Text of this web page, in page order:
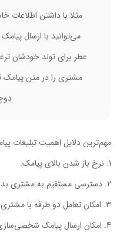
مثلا با داشتن اطلاعات
می‌توانید با ارسال
عطر برای تولد خودشان
مشتری را در متن پیامک
مهم‌ترین دلایل اهمیت تبلیغات
نرخ باز شدن بالای پیامک.
دسترسی مستقیم به مشتری
امکان تعامل دو طرفه با
امکان ارسال پیامک